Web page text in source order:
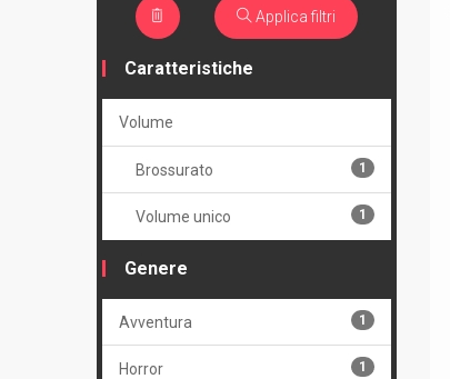
Applica filtri
Caratteristiche
Volume
Brossurato 1
Volume unico 1
Genere
Avventura 1
Horror 1